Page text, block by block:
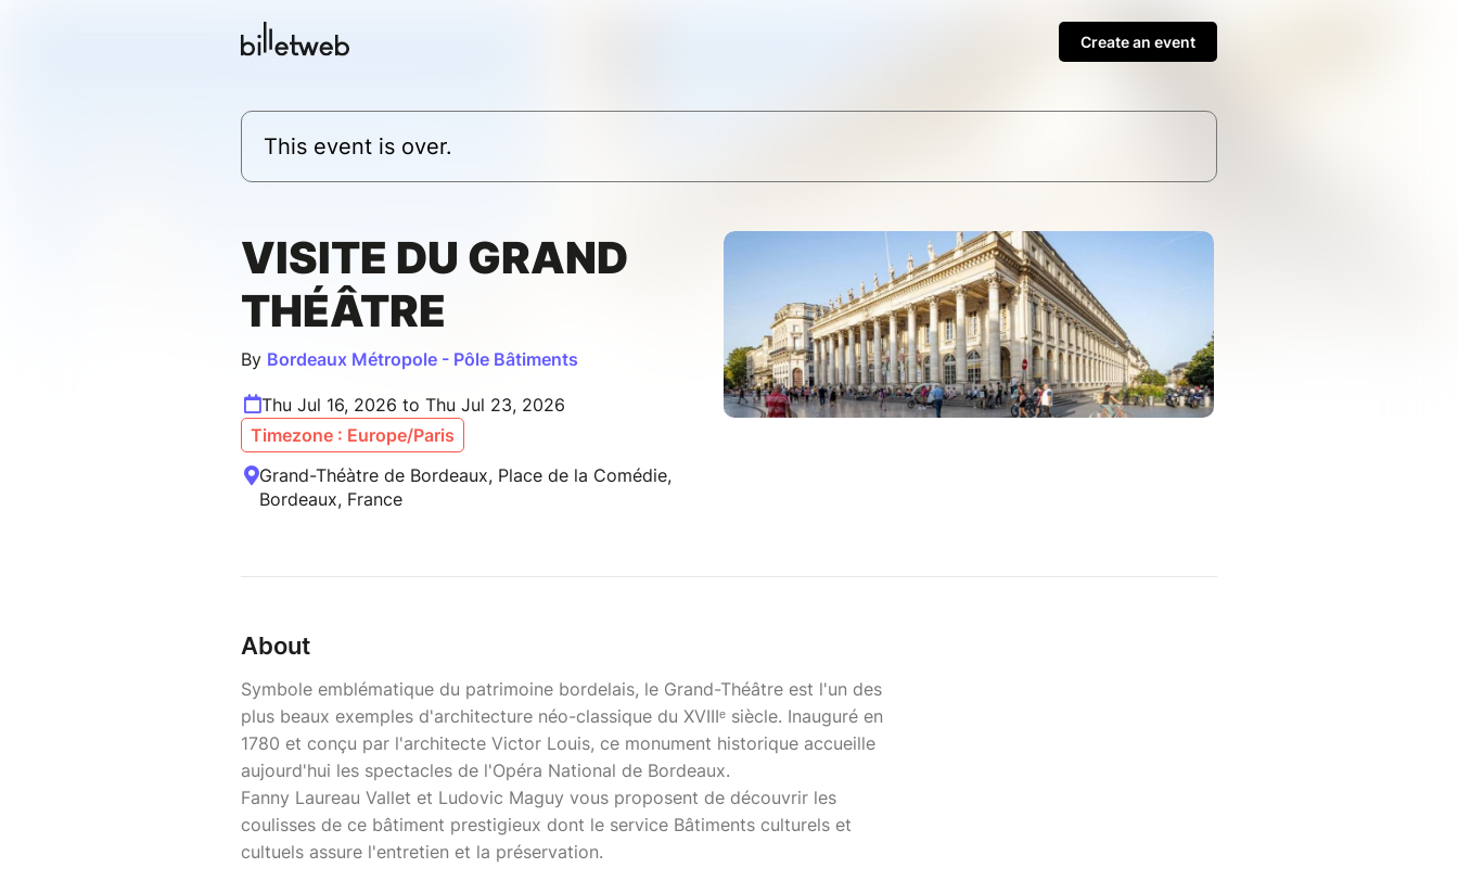
Create an event
This event is over.
VISITE DU GRAND
THÉÂTRE
By Bordeaux Métropole - Pôle Bâtiments
Thu Jul 16, 2026 to Thu Jul 23, 2026
Timezone : Europe/Paris
Grand-Théàtre de Bordeaux, Place de la Comédie,
Bordeaux, France
About
Symbole emblématique du patrimoine bordelais, le Grand-Théâtre est l'un des
plus beaux exemples d'architecture néo-classique du XVIIIᵉ siècle. Inauguré en
1780 et conçu par l'architecte Victor Louis, ce monument historique accueille
aujourd'hui les spectacles de l'Opéra National de Bordeaux.
Fanny Laureau Vallet et Ludovic Maguy vous proposent de découvrir les
coulisses de ce bâtiment prestigieux dont le service Bâtiments culturels et
cultuels assure l'entretien et la préservation.